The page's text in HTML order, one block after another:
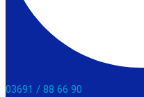
03691 / 88 66 90​